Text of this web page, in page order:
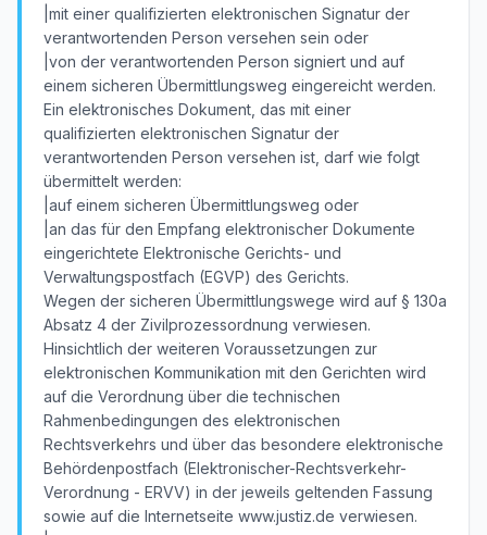
|mit einer qualifizierten elektronischen Signatur der
verantwortenden Person versehen sein oder
|von der verantwortenden Person signiert und auf
einem sicheren Übermittlungsweg eingereicht werden.
Ein elektronisches Dokument, das mit einer
qualifizierten elektronischen Signatur der
verantwortenden Person versehen ist, darf wie folgt
übermittelt werden:
|auf einem sicheren Übermittlungsweg oder
|an das für den Empfang elektronischer Dokumente
eingerichtete Elektronische Gerichts- und
Verwaltungspostfach (EGVP) des Gerichts.
Wegen der sicheren Übermittlungswege wird auf § 130a
Absatz 4 der Zivilprozessordnung verwiesen.
Hinsichtlich der weiteren Voraussetzungen zur
elektronischen Kommunikation mit den Gerichten wird
auf die Verordnung über die technischen
Rahmenbedingungen des elektronischen
Rechtsverkehrs und über das besondere elektronische
Behördenpostfach (Elektronischer-Rechtsverkehr-
Verordnung - ERVV) in der jeweils geltenden Fassung
sowie auf die Internetseite www.justiz.de verwiesen.